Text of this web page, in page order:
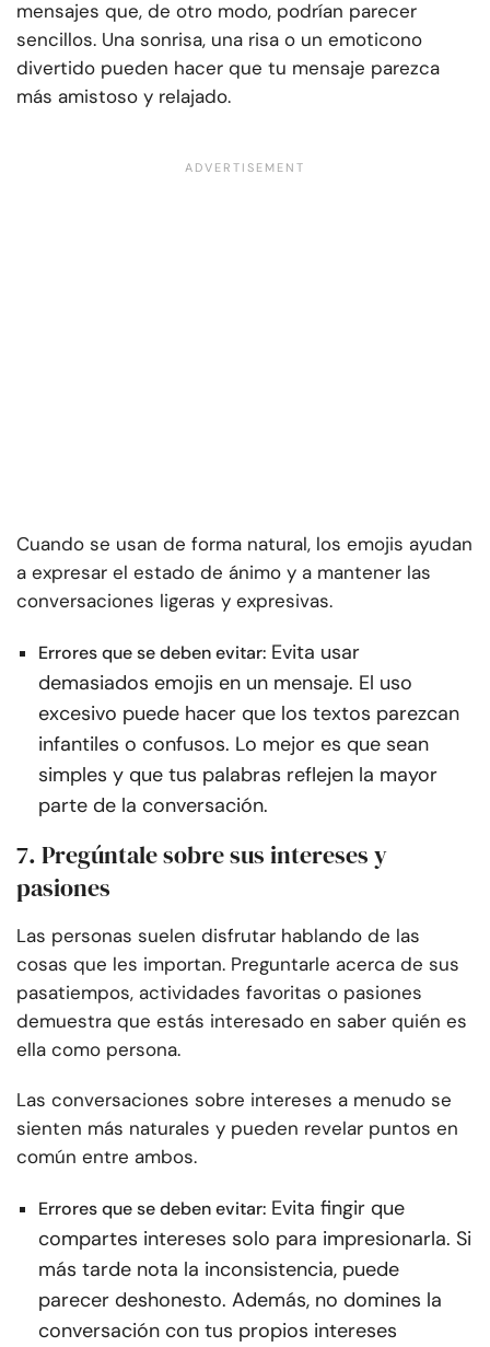
mensajes que, de otro modo, podrían parecer
sencillos. Una sonrisa, una risa o un emoticono
divertido pueden hacer que tu mensaje parezca
más amistoso y relajado.
Cuando se usan de forma natural, los emojis ayudan
a expresar el estado de ánimo y a mantener las
conversaciones ligeras y expresivas.
Errores que se deben evitar: Evita usar
demasiados emojis en un mensaje. El uso
excesivo puede hacer que los textos parezcan
infantiles o confusos. Lo mejor es que sean
simples y que tus palabras reflejen la mayor
parte de la conversación.
7. Pregúntale sobre sus intereses y
pasiones
Las personas suelen disfrutar hablando de las
cosas que les importan. Preguntarle acerca de sus
pasatiempos, actividades favoritas o pasiones
demuestra que estás interesado en saber quién es
ella como persona.
Las conversaciones sobre intereses a menudo se
sienten más naturales y pueden revelar puntos en
común entre ambos.
Errores que se deben evitar: Evita fingir que
compartes intereses solo para impresionarla. Si
más tarde nota la inconsistencia, puede
parecer deshonesto. Además, no domines la
conversación con tus propios intereses